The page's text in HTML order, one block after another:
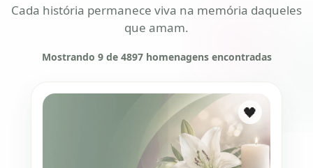
Cada história permanece viva na memória daqueles
que amam.
Mostrando 9 de 4897 homenagens encontradas
🖤